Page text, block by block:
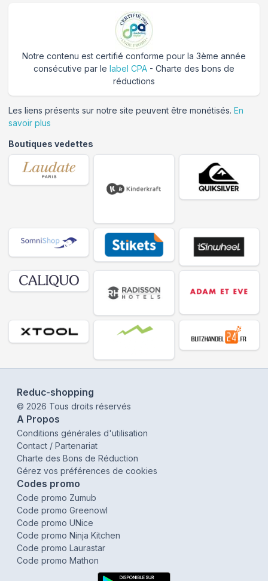
Notre contenu est certifié conforme pour la 3ème année
consécutive par le label CPA - Charte des bons de
réductions
Les liens présents sur notre site peuvent être monétisés. En
savoir plus
Boutiques vedettes
Reduc-shopping
© 2026 Tous droits réservés
A Propos
Conditions générales d'utilisation
Contact / Partenariat
Charte des Bons de Réduction
Gérez vos préférences de cookies
Codes promo
Code promo Zumub
Code promo Greenowl
Code promo UNice
Code promo Ninja Kitchen
Code promo Laurastar
Code promo Mathon